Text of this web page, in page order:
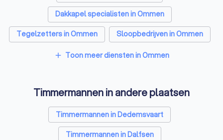
Dakkapel specialisten in Ommen
Tegelzetters in Ommen
Sloopbedrijven in Ommen
Bouwkundige keurders in Ommen
add Toon meer diensten in Ommen
Timmermannen in andere plaatsen
Timmermannen in Dedemsvaart
Timmermannen in Dalfsen